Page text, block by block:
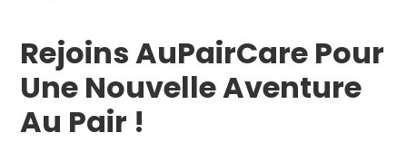
Rejoins AuPairCare Pour
Une Nouvelle Aventure
Au Pair !